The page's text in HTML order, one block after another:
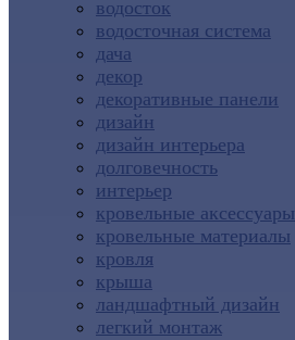
водосток
водосточная система
дача
декор
декоративные панели
дизайн
дизайн интерьера
долговечность
интерьер
кровельные аксессуары
кровельные материалы
кровля
крыша
ландшафтный дизайн
легкий монтаж